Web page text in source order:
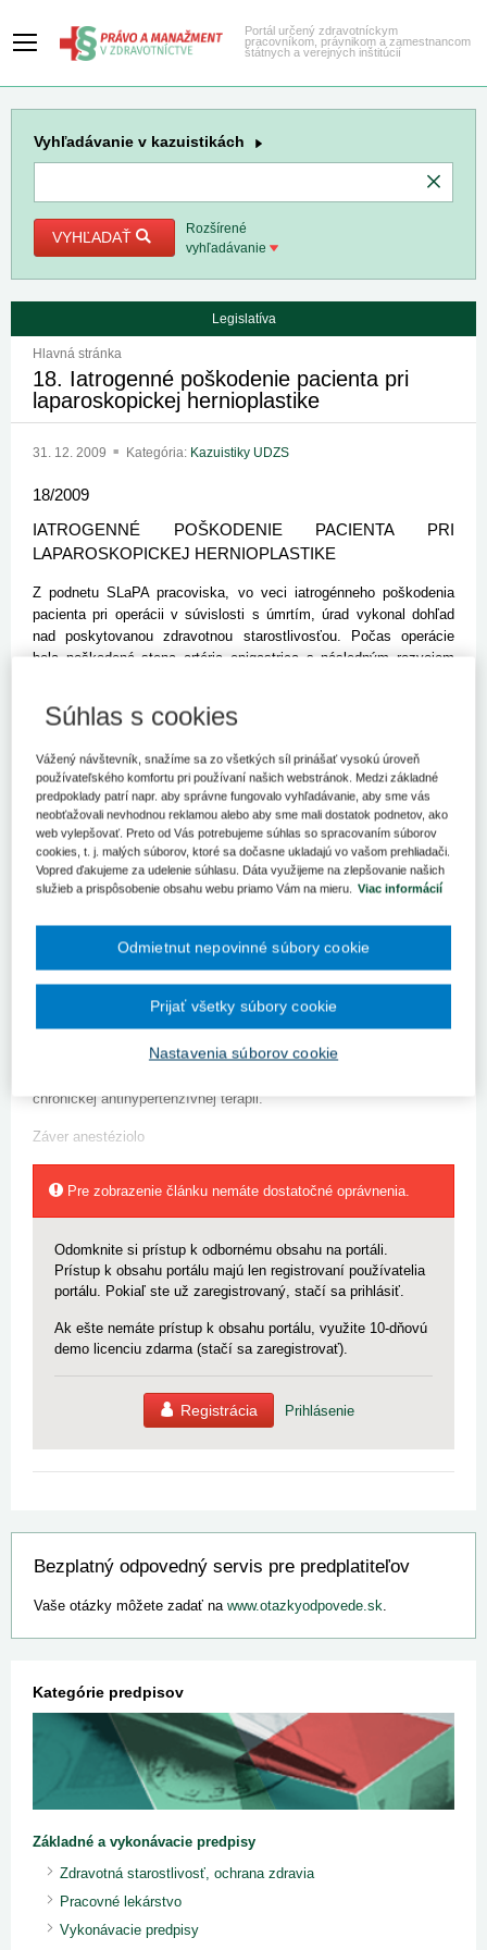
Portál určený zdravotníckym
pracovníkom, právnikom a zamestnancom
štátnych a verejných inštitúcií
Vyhľadávanie v kazuistikách
VYHĽADAŤ
Rozšírené
vyhľadávanie
Legislatíva
Hlavná stránka
18. Iatrogenné poškodenie pacienta pri
laparoskopickej hernioplastike
31. 12. 2009 Kategória: Kazuistiky UDZS
18/2009
IATROGENNÉ POŠKODENIE PACIENTA PRI
LAPAROSKOPICKEJ HERNIOPLASTIKE
Z podnetu SLaPA pracoviska, vo veci iatrogénneho poškodenia
pacienta pri operácii v súvislosti s úmrtím, úrad vykonal dohľad
nad poskytovanou zdravotnou starostlivosťou. Počas operácie
bola poškodená stena artéria epigastrica s následným rozvojom
ligovaná, pacient v dôsledku šoku z predchádzajúceho krvácania
zomrel.
Anamnéza, objektívne vyšetrenia, epikritické zhodnotenie:
71-ročný pacient prijatý na chirurgické oddelenie na plánovanú
operáciu pravostrannej slabinovej prietrže. V anamnéze udával, že
sa lieči na vysoký krvný tlak, chronickú fibriláciu predsiení srdca,
mitrálnu insuficienciu srdca II stupňa. Pre uvedené ochorenia je
trvale na antikoagulačnej liečbe Warfarinom. Predoperačné interné
bolestivá forma s permanentnou fibriláciou predsiení, na
antikoagulačnej liečbe, hemodynamicky kompenzovaná, mitrálna
regurgitácia II.-III. st., arteriálna hypertenzia II. st. WHO
kontrolovaná liečbou, dyslipidémia a dysuria.
Lieková anamnéza: užíva Amolopin, Sotalex, Gopten, Warfarin,
Alfuzosein. Anestéziologické predoperačné vyšetrenie:
chronickej antihypertenzívnej terapii.
Záver anestéziolo
Pre zobrazenie článku nemáte dostatočné oprávnenia.
Odomknite si prístup k odbornému obsahu na portáli.
Prístup k obsahu portálu majú len registrovaní používatelia
portálu. Pokiaľ ste už zaregistrovaný, stačí sa prihlásiť.
Ak ešte nemáte prístup k obsahu portálu, využite 10-dňovú
demo licenciu zdarma (stačí sa zaregistrovať).
Registrácia Prihlásenie
Bezplatný odpovedný servis pre predplatiteľov
Vaše otázky môžete zadať na www.otazkyodpovede.sk.
Kategórie predpisov
Základné a vykonávacie predpisy
Zdravotná starostlivosť, ochrana zdravia
Pracovné lekárstvo
Vykonávacie predpisy
Súhlas s cookies
Vážený návštevník, snažíme sa zo všetkých síl prinášať vysokú úroveň
používateľského komfortu pri používaní našich webstránok. Medzi základné
predpoklady patrí napr. aby správne fungovalo vyhľadávanie, aby sme vás
neobťažovali nevhodnou reklamou alebo aby sme mali dostatok podnetov, ako
web vylepšovať. Preto od Vás potrebujeme súhlas so spracovaním súborov
cookies, t. j. malých súborov, ktoré sa dočasne ukladajú vo vašom prehliadači.
Vopred ďakujeme za udelenie súhlasu. Dáta využijeme na zlepšovanie našich
služieb a prispôsobenie obsahu webu priamo Vám na mieru. Viac informácií
Nastavenia súborov cookie
Odmietnut nepovinné súbory cookie
Prijať všetky súbory cookie